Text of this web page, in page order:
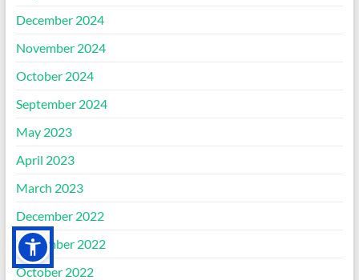
December 2024
November 2024
October 2024
September 2024
May 2023
April 2023
March 2023
December 2022
November 2022
October 2022